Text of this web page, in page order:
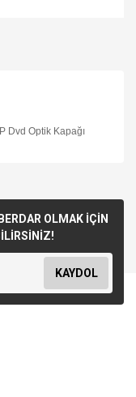
Optik Kapağı
OLMAK İÇİN
KAYDOL